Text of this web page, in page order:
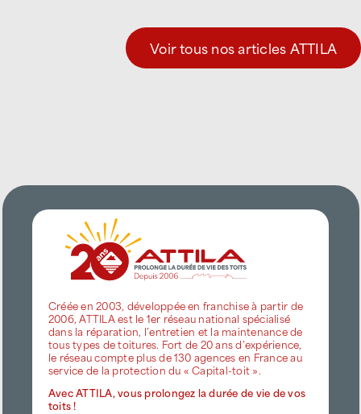
Voir tous nos articles ATTILA
Créée en 2003, développée en franchise à partir de
2006, ATTILA est le 1er réseau national spécialisé
dans la réparation, l’entretien et la maintenance de
tous types de toitures. Fort de 20 ans d’expérience,
le réseau compte plus de 130 agences en France au
service de la protection du « Capital-toit ».
Avec ATTILA, vous prolongez la durée de vie de vos
toits !